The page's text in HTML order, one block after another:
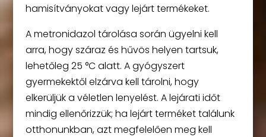
hamisítványokat vagy lejárt termékeket.
A metronidazol tárolása során ügyelni kell
arra, hogy száraz és hűvös helyen tartsuk,
lehetőleg 25 °C alatt. A gyógyszert
gyermekektől elzárva kell tárolni, hogy
elkerüljük a véletlen lenyelést. A lejárati időt
mindig ellenőrizzük; ha lejárt terméket találunk
otthonunkban, azt megfelelően meg kell